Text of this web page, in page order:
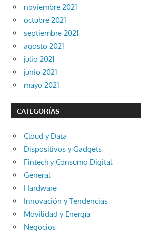
noviembre 2021
octubre 2021
septiembre 2021
agosto 2021
julio 2021
junio 2021
mayo 2021
CATEGORÍAS
Cloud y Data
Dispositivos y Gadgets
Fintech y Consumo Digital
General
Hardware
Innovación y Tendencias
Movilidad y Energía
Negocios